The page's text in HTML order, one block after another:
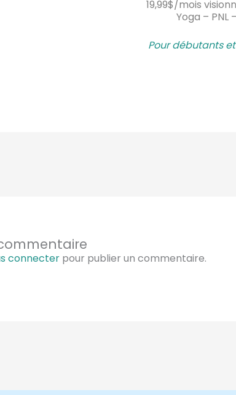
19,99$/mois
Yoga – PNL
Pour débutants
connecterpour publier un commentaire.